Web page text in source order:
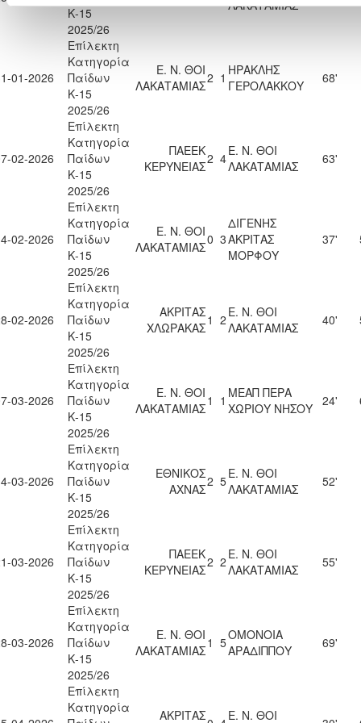
Κ-15
2025/26
ΛΑΚΑΤΑΜΙΑΣ
01-2026
Επίλεκτη
Κατηγορία
Παίδων
Κ-15
2025/26
Ε. Ν. ΘΟΙ
ΛΑΚΑΤΑΜΙΑΣ2 1 ΗΡΑΚΛΗΣ
ΓΕΡΟΛΑΚΚΟΥ
68'
02-2026
Επίλεκτη
Κατηγορία
Παίδων
Κ-15
2025/26
ΠΑΕΕΚ
ΚΕΡΥΝΕΙΑΣ2 4Ε. Ν. ΘΟΙ
ΛΑΚΑΤΑΜΙΑΣ
63'
02-2026
Επίλεκτη
Κατηγορία
Παίδων
Κ-15
2025/26
Ε. Ν. ΘΟΙ
ΛΑΚΑΤΑΜΙΑΣ0 3
ΔΙΓΕΝΗΣ
ΑΚΡΙΤΑΣ
ΜΟΡΦΟΥ
37'
02-2026
Επίλεκτη
Κατηγορία
Παίδων
Κ-15
2025/26
ΑΚΡΙΤΑΣ
ΧΛΩΡΑΚΑΣ1 2 Ε. Ν. ΘΟΙ
ΛΑΚΑΤΑΜΙΑΣ
40'
03-2026
Επίλεκτη
Κατηγορία
Παίδων
Κ-15
2025/26
Ε. Ν. ΘΟΙ
ΛΑΚΑΤΑΜΙΑΣ1 1 ΜΕΑΠ ΠΕΡΑ
ΧΩΡΙΟΥ ΝΗΣΟΥ 24'
03-2026
Επίλεκτη
Κατηγορία
Παίδων
Κ-15
2025/26
ΕΘΝΙΚΟΣ
ΑΧΝΑΣ2 5Ε. Ν. ΘΟΙ
ΛΑΚΑΤΑΜΙΑΣ
52'
03-2026
Επίλεκτη
Κατηγορία
Παίδων
Κ-15
2025/26
ΠΑΕΕΚ
ΚΕΡΥΝΕΙΑΣ2 2 Ε. Ν. ΘΟΙ
ΛΑΚΑΤΑΜΙΑΣ
55'
03-2026
Επίλεκτη
Κατηγορία
Παίδων
Κ-15
2025/26
Ε. Ν. ΘΟΙ
ΛΑΚΑΤΑΜΙΑΣ1 5ΟΜΟΝΟΙΑ
ΑΡΑΔΙΠΠΟΥ
69'
Επίλεκτη
Κατηγορία
ΑΚΡΙΤΑΣ Ε. Ν. ΘΟΙ